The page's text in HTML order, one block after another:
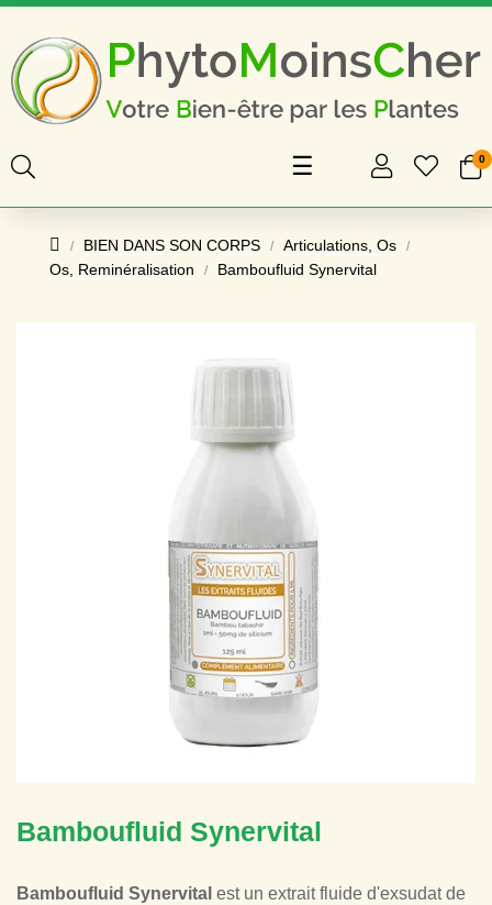
0
Basculer
navigation
☰
BIEN DANS SON CORPS
Articulations, Os
Os, Reminéralisation
Bamboufluid Synervital
Bamboufluid Synervital
Bamboufluid Synervital est un extrait fluide d'exsudat de